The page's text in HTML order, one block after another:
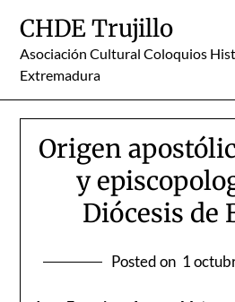
content
CHDE Trujillo
Asociación Cultural Coloquios
Extremadura
Origen
y
Diócesis de
Posted on 1